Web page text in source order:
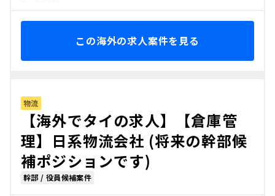
この海外の求人案件を見る
物流
【海外でタイの求人】【倉庫管
理】日系物流会社 (将来の幹部候
補ポジションです)
幹部 / 役員候補案件